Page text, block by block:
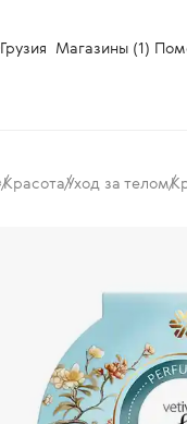
Грузия Магазины (1)
КрасотаУход за телом